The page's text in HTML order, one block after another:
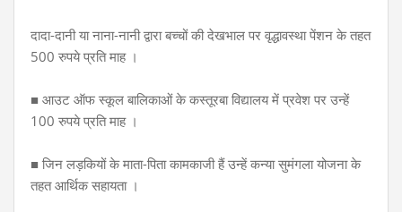
दादा-दानी या नाना-नानी द्वारा बच्चों की देखभाल पर वृद्धावस्था पेंशन के तहत
500 रुपये प्रति माह ।
■ आउट ऑफ स्कूल बालिकाओं के कस्तूरबा विद्यालय में प्रवेश पर उन्हें
100 रुपये प्रति माह ।
■ जिन लड़कियों के माता-पिता कामकाजी हैं उन्हें कन्या सुमंगला योजना के
तहत आर्थिक सहायता ।